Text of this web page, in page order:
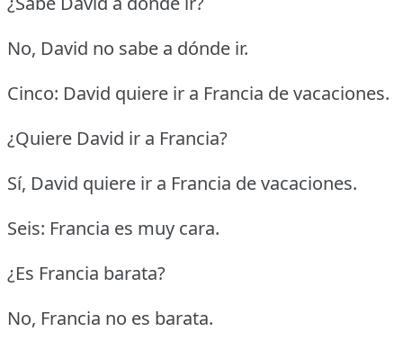
No, David no sabe a dónde ir.
Cinco: David quiere ir a Francia de vacaciones.
¿Quiere David ir a Francia?
Sí, David quiere ir a Francia de vacaciones.
Seis: Francia es muy cara.
¿Es Francia barata?
No, Francia no es barata.